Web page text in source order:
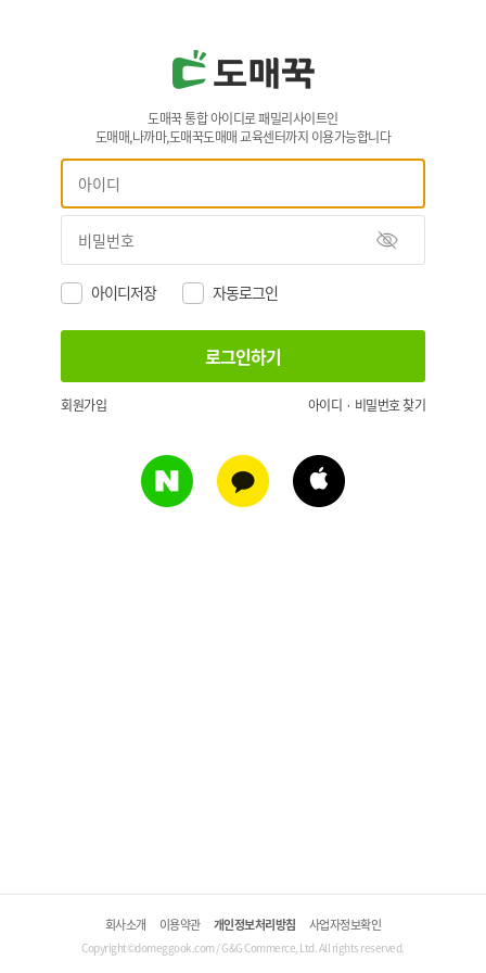
도매꾹 통합 아이디로 패밀리사이트인
도매매,나까마,도매꾹도매매 교육센터까지 이용가능합니다
아이디저장 자동로그인
회원가입 아이디 · 비밀번호 찾기
회사소개 이용약관 개인정보처리방침 사업자정보확인
Copyright©domeggook.com / G&G Commerce, Ltd. All rights reserved.